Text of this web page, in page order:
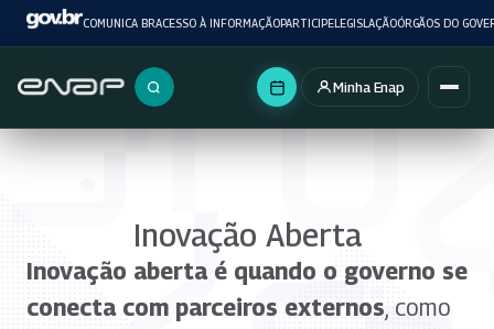
COMUNICA BRACESSO À INFORMAÇÃOPARTICIPELEGISLAÇÃOÓRGÃOS DO
Buscar no portal
Minha Enap
Inovação Aberta
Inovação aberta é quando o governo se
conecta com parceiros externos, como